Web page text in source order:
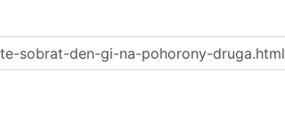
sobrat-den-gi-na-pohorony-druga.html